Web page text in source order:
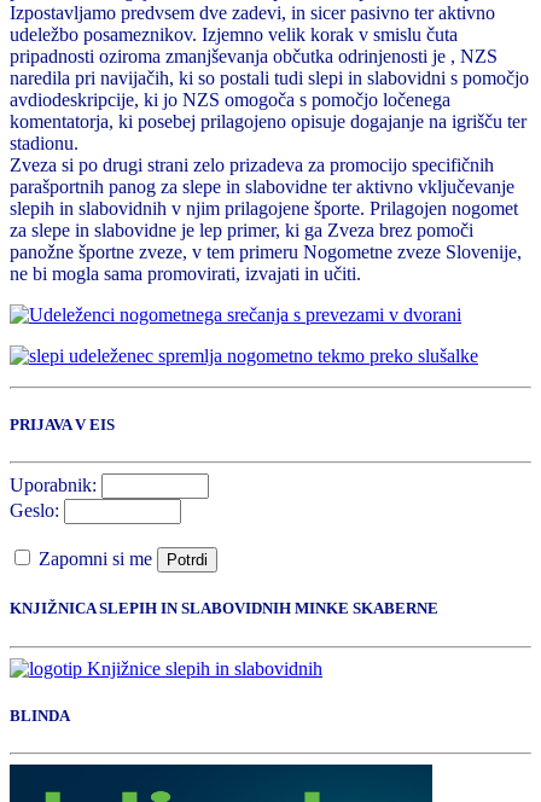
Izpostavljamo predvsem dve zadevi, in sicer pasivno ter aktivno
udeležbo posameznikov. Izjemno velik korak v smislu čuta
pripadnosti oziroma zmanjševanja občutka odrinjenosti je , NZS
naredila pri navijačih, ki so postali tudi slepi in slabovidni s pomočjo
avdiodeskripcije, ki jo NZS omogoča s pomočjo ločenega
komentatorja, ki posebej prilagojeno opisuje dogajanje na igrišču ter
stadionu.
Zveza si po drugi strani zelo prizadeva za promocijo specifičnih
parašportnih panog za slepe in slabovidne ter aktivno vključevanje
slepih in slabovidnih v njim prilagojene športe. Prilagojen nogomet
za slepe in slabovidne je lep primer, ki ga Zveza brez pomoči
panožne športne zveze, v tem primeru Nogometne zveze Slovenije,
ne bi mogla sama promovirati, izvajati in učiti.
PRIJAVA V EIS
Uporabnik:
Geslo:
Zapomni si me Potrdi
KNJIŽNICA SLEPIH IN SLABOVIDNIH MINKE SKABERNE
BLINDA